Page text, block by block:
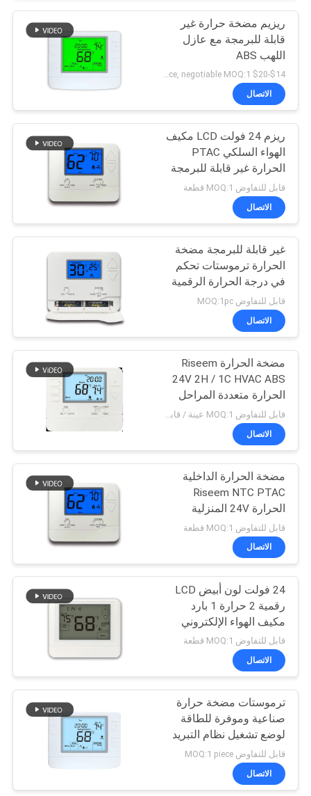
اتصل
اطلب
اقتباس
خريطة
الموقع
PRIVACY
POLICY
هفاك ترموستات
227
حرارة مضخة منظّم
حراريّ
110
7 يوم منظّم حراريّ
قابل للبرمجة
185
منظّم حراريّ قابل
للبرمجة غير
183
غرفة الالكترونية
ترموستات
123
ريزيم مضخة حرارة غير
قابلة للبرمجة مع عازل
اللهب ABS
$14-$20 per piece, negotiable MOQ:1 قطعة
الاتصال
ريزم 24 فولت LCD مكيف
الهواء السلكي PTAC
الحرارة غير قابلة للبرمجة
للمنازل
قابل للتفاوض MOQ:1 قطعة
الاتصال
غير قابلة للبرمجة مضخة
الحرارة ترموستات تحكم
في درجة الحرارة الرقمية
قابل للتفاوض MOQ:1pc
الاتصال
مضخة الحرارة Riseem
24V 2H / 1C HVAC ABS
الحرارة متعددة المراحل
للمكتب / البار
الاتصال
مضخة الحرارة الداخلية
Riseem NTC PTAC
الحرارة 24V المنزلية
الحرارة الكهربائية خزانة
التحكم في درجة الحرارة
قابل للتفاوض MOQ:1 قطعة
الاتصال
24 فولت لون أبيض LCD
رقمية 2 حرارة 1 بارد
مكيف الهواء الإلكتروني
مضخة الحرارة الحجرة
الحرارة STN855WHD
قابل للتفاوض MOQ:1 قطعة
الاتصال
ترموستات مضخة حرارة
صناعية وموفرة للطاقة
لوضع تشغيل نظام التبريد
فهرنهايت 0 درجة مئوية -
قابل للتفاوض MOQ:1 piece
الاتصال